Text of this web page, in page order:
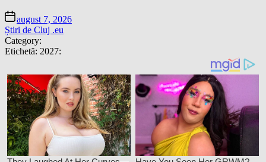
august 7, 2026
Știri de Cluj .eu
Category:
Etichetă: 2027: